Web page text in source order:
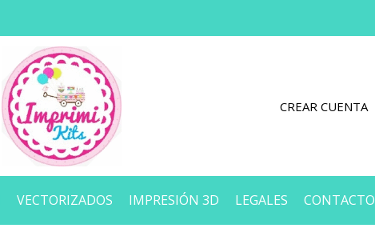
CREAR CUENTA
VECTORIZADOS IMPRESIÓN 3D LEGALES CONTACTO